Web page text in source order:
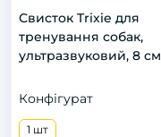
Свисток Trixie для
тренування собак,
ультразвуковий, 8 см
Конфігурат
1 шт